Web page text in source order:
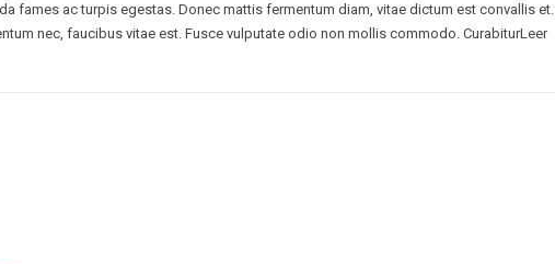
fames ac turpis egestas. Donec mattis fermentum diam, vitae dictum est convallis et.
nec, faucibus vitae est. Fusce vulputate odio non mollis commodo. CurabiturLeer